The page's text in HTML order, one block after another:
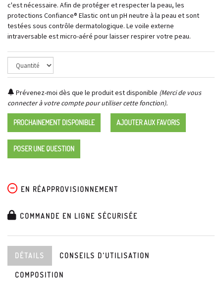
c'est nécessaire. Afin de protéger et respecter la peau, les
protections Confiance® Elastic ont un pH neutre à la peau et sont
testées sous contrôle dermatologique. Le voile externe
intraversable est micro-aéré pour laisser respirer votre peau.
Prévenez-moi dès que le produit est disponible (Merci de vous
connecter à votre compte pour utiliser cette fonction).
PROCHAINEMENT DISPONIBLE AJOUTER AUX FAVORIS
POSER UNE QUESTION
EN RÉAPPROVISIONNEMENT
COMMANDE EN LIGNE SÉCURISÉE
DÉTAILS CONSEILS D'UTILISATION
COMPOSITION